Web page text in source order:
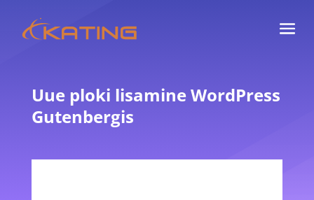
Uue ploki lisamine WordPress
Gutenbergis